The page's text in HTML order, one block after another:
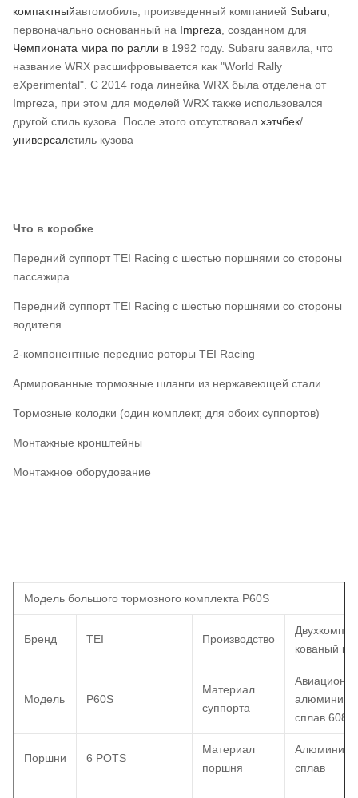
компактныйавтомобиль, произведенный компанией Subaru
первоначально основанный на Impreza , созданном для
Чемпионата мира по ралли в 1992 году. Subaru заявила, что
название WRX расшифровывается как "World Rally
eXperimental". С 2014 года линейка WRX была отделена от
Impreza, при этом для моделей WRX также использовался
другой стиль кузова. После этого отсутствовал хэтчбек/
универсалстиль кузова
Что в коробке
Передний суппорт TEI Racing с шестью поршнями со стороны
пассажира
Передний суппорт TEI Racing с шестью поршнями со стороны
водителя
2-компонентные передние роторы TEI Racing
Армированные тормозные шланги из нержавеющей стали
Тормозные колодки (один комплект, для обоих суппортов)
Монтажные кронштейны
Монтажное оборудование
Модель большого тормозного комплекта P60S
Бренд TEI Производство
кованый
Модель P60S
Материал
суппорта
сплав 6082
Поршни 6 POTS
Материал
поршня
сплав